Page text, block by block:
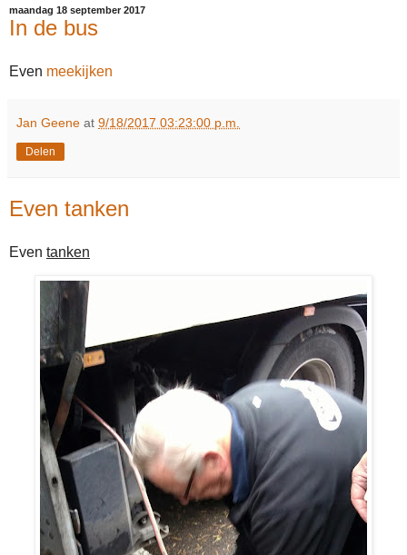
maandag 18 september 2017
In de bus
Even meekijken
Jan Geene at 9/18/2017 03:23:00 p.m.
Delen
Even tanken
Even tanken